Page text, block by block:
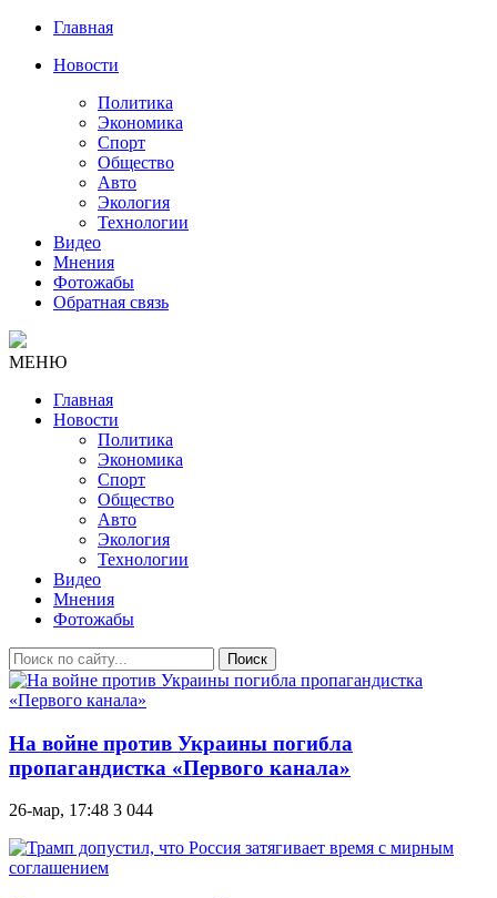
Главная
Новости
Политика
Экономика
Спорт
Общество
Авто
Экология
Технологии
Видео
Мнения
Фотожабы
Обратная связь
МЕНЮ
Главная
Новости
Политика
Экономика
Спорт
Общество
Авто
Экология
Технологии
Видео
Мнения
Фотожабы
Поиск
На войне против Украины погибла
пропагандистка «Первого канала»
26-мар, 17:48 3 044